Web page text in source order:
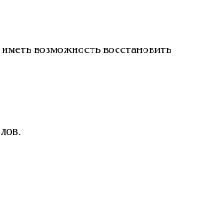
возможность восстановить